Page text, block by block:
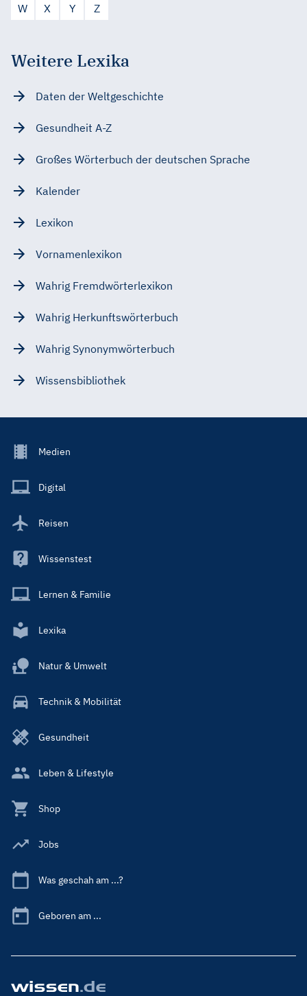
W
X Y Z
Weitere Lexika
Daten der Weltgeschichte
Gesundheit A-Z
Großes Wörterbuch der deutschen Sprache
Kalender
Lexikon
Vornamenlexikon
Wahrig Fremdwörterlexikon
Wahrig Herkunftswörterbuch
Wahrig Synonymwörterbuch
Wissensbibliothek
Footer
Main
Medien
Digital
Reisen
Wissenstest
Lernen & Familie
Lexika
Natur & Umwelt
Technik & Mobilität
Gesundheit
Leben & Lifestyle
Shop
Jobs
Was geschah am ...?
Geboren am ...